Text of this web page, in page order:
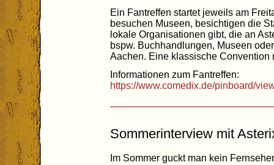
Ein Fantreffen startet jeweils am
besuchen Museen, besichtigen die
lokale Organisationen gibt, die an
bspw. Buchhandlungen, Museen
Aachen. Eine klassische Convention
Informationen zum Fantreffen:
https://www.comedix.de/pinboard/
Sommerinterview mit
Im Sommer guckt man kein